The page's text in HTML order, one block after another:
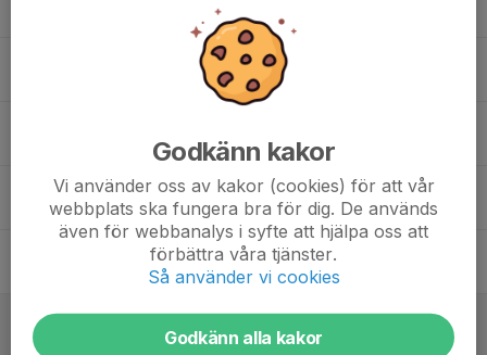
Lör
Godkänn kakor
Vi använder oss av kakor (cookies) för att vår
webbplats ska fungera bra för dig. De används
även för webbanalys i syfte att hjälpa oss att
förbättra våra tjänster.
Så använder vi cookies
Godkänn alla kakor